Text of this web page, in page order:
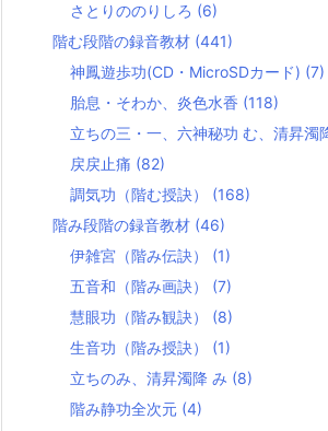
さとりののりしろ (6)
階む段階の録音教材 (441)
神鳳遊歩功(CD・MicroSDカード) (7)
胎息・そわか、炎色水香 (118)
立ちの三・一、六神秘功 む、清昇濁
戻戻止痛 (82)
調気功（階む授訣） (168)
階み段階の録音教材 (46)
伊雑宮（階み伝訣） (1)
五音和（階み画訣） (7)
慧眼功（階み観訣） (8)
生音功（階み授訣） (1)
立ちのみ、清昇濁降 み (8)
階み静功全次元 (4)